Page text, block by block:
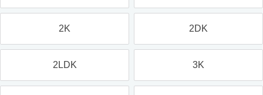
2K 2DK
2LDK 3K